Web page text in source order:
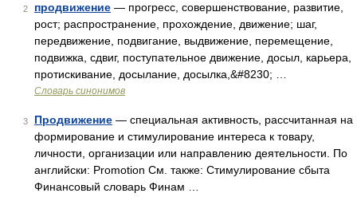
2 продвижение — прогресс, совершенствование, развитие,
рост; распространение, прохождение, движение; шаг,
передвижение, подвигание, выдвижение, перемещение,
подвижка, сдвиг, поступательное движение, досыл, карьера,
протискивание, досылание, досылка,&#8230; …
Словарь синонимов
3 Продвижение — специальная активность, рассчитанная на
формирование и стимулирование интереса к товару,
личности, организации или направлению деятельности. По
английски: Promotion См. также: Стимулирование сбыта
Финансовый словарь Финам …